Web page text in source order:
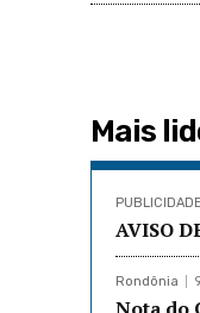
Mais
AVISO
Rondônia